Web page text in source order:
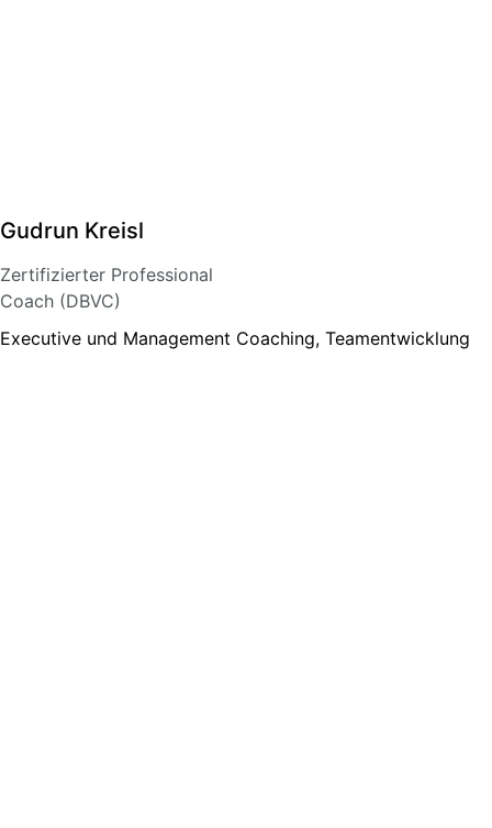
Gudrun Kreisl
Zertifizierter Professional
Coach (DBVC)
Executive und Management Coaching, Teamentwicklung